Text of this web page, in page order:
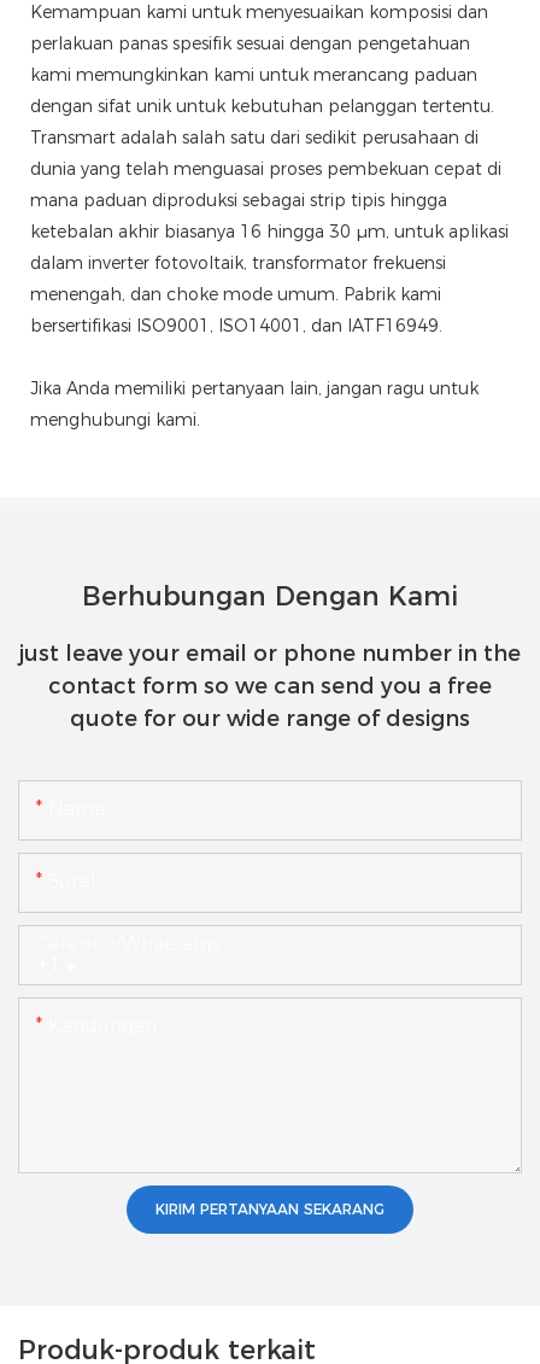
Kemampuan kami untuk menyesuaikan komposisi dan
perlakuan panas spesifik sesuai dengan pengetahuan
kami memungkinkan kami untuk merancang paduan
dengan sifat unik untuk kebutuhan pelanggan tertentu.
Transmart adalah salah satu dari sedikit perusahaan di
dunia yang telah menguasai proses pembekuan cepat di
mana paduan diproduksi sebagai strip tipis hingga
ketebalan akhir biasanya 16 hingga 30 μm, untuk aplikasi
dalam inverter fotovoltaik, transformator frekuensi
menengah, dan choke mode umum. Pabrik kami
bersertifikasi ISO9001, ISO14001, dan IATF16949.
Jika Anda memiliki pertanyaan lain, jangan ragu untuk
menghubungi kami.
Berhubungan Dengan Kami
just leave your email or phone number in the
contact form so we can send you a free
quote for our wide range of designs
KIRIM PERTANYAAN SEKARANG
Produk-produk terkait